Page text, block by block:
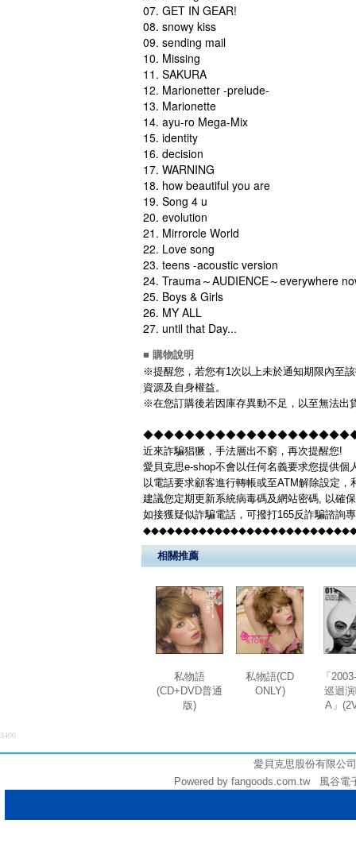
07. GET IN GEAR!
08. snowy kiss
09. sending mail
10. Missing
11. SAKURA
12. Marionetter -prelude-
13. Marionette
14. ayu-ro Mega-Mix
15. identity
16. decision
17. WARNING
18. how beautiful you are
19. Song 4 u
20. evolution
21. Mirrorcle World
22. Love song
23. teens -acoustic version
24. Trauma～AUDIENCE～everywhere
25. Boys & Girls
26. MY ALL
27. until that Day...
■ 購物說明
※提醒您，若您有1次以上未於通知期限內至
資源及自身權益。
※在您訂購後若因庫存異動不足，以至無法出
近來詐騙猖獗，手法層出不窮，再次提醒您!
愛貝克思e-shop不會以任何名義要求您提供個
以電話要求顧客進行轉帳或至ATM解除設定
建議您定期更新系統病毒碼及網站密碼, 以確
如接獲疑似詐騙電話，可撥打165反詐騙諮詢
相關推薦
私物語
(CD+DVD普通
版)
私物語(CD
ONLY)
「
巡迴
A」
3400
愛貝克思股份有限
Powered by fangoods.com.tw 風谷電子商